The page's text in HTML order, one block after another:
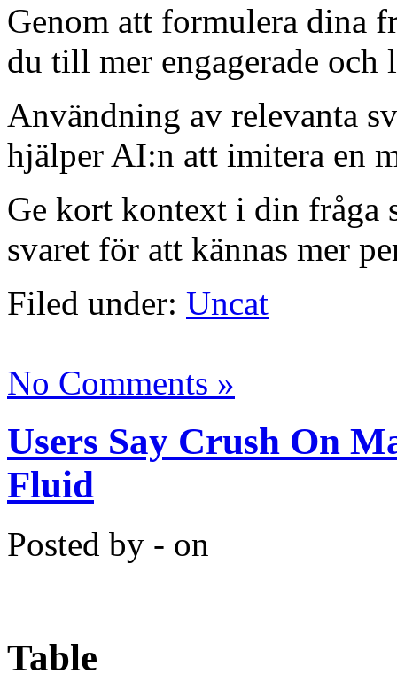
Genom att formulera dina
du till mer engagerade och
Användning av relevanta
hjälper AI:n att imitera en
Ge kort kontext i din fråga
svaret för att kännas mer
Filed under: Uncat
No Comments »
Users Say Crush On
Fluid
Posted by - on
Table